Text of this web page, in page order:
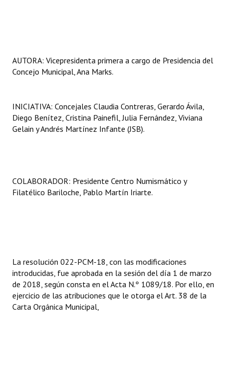
AUTORA: Vicepresidenta primera a cargo de Presidencia del
Concejo Municipal, Ana Marks.
INICIATIVA: Concejales Claudia Contreras, Gerardo Ávila,
Diego Benítez, Cristina Painefil, Julia Fernández, Viviana
Gelain y Andrés Martínez Infante (JSB).
COLABORADOR: Presidente Centro Numismático y
Filatélico Bariloche, Pablo Martín Iriarte.
La resolución 022-PCM-18, con las modificaciones
introducidas, fue aprobada en la sesión del día 1 de marzo
de 2018, según consta en el Acta N.º 1089/18. Por ello, en
ejercicio de las atribuciones que le otorga el Art. 38 de la
Carta Orgánica Municipal,